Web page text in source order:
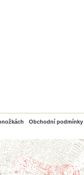
Obchodní podmínky
PayPal